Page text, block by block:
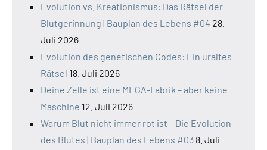
Evolution vs. Kreationismus: Das Rätsel der
Blutgerinnung | Bauplan des Lebens #04 28.
Juli 2026
Evolution des genetischen Codes: Ein uraltes
Rätsel 18. Juli 2026
Deine Zelle ist eine MEGA-Fabrik – aber keine
Maschine 12. Juli 2026
Warum Blut nicht immer rot ist – Die Evolution
des Blutes | Bauplan des Lebens #03 8. Juli